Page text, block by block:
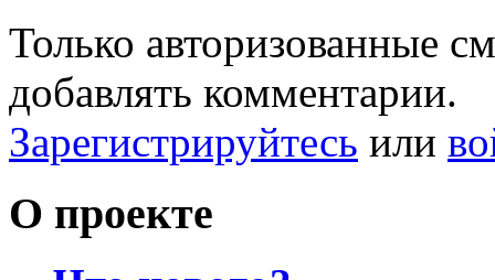
Только авторизованные
добавлять комментарии.
Зарегистрируйтесь или
О проекте